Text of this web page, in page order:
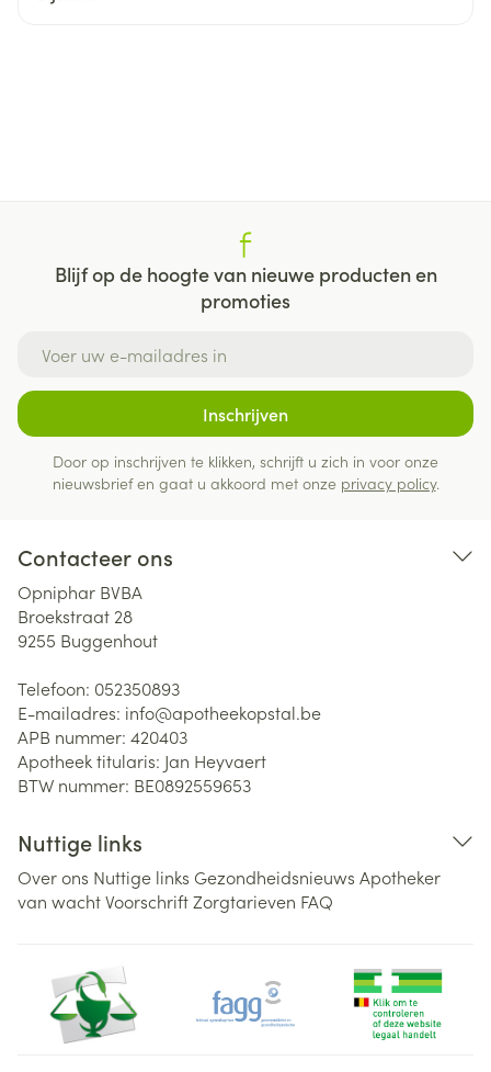
Blijf op de hoogte van nieuwe producten en
promoties
Inschrijven
Door op inschrijven te klikken, schrijft u zich in voor onze
nieuwsbrief en gaat u akkoord met onze privacy policy.
Contacteer ons
Opniphar BVBA
Broekstraat 28
9255 Buggenhout
Telefoon: 052350893
E-mailadres: info@apotheekopstal.be
APB nummer: 420403
Apotheek titularis: Jan Heyvaert
BTW nummer: BE0892559653
Nuttige links
Over ons Nuttige links Gezondheidsnieuws Apotheker
van wachtVoorschriftZorgtarieven FAQ